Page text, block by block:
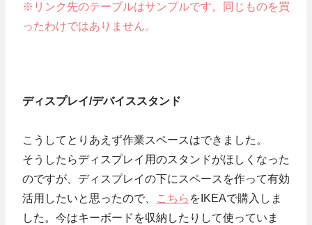
※リンク先のテーブルはサンプルです。同じものを買
ったわけではありません。
ディスプレイ/デバイススタンド
こうしてとりあえず作業スペースはできました。
そうしたらディスプレイ用のスタンドがほしくなった
のですが、ディスプレイの下にスペースを作って有効
活用したいと思ったので、
こちら をIKEAで購入しま
した。今はキーボードを収納したりして使っていま